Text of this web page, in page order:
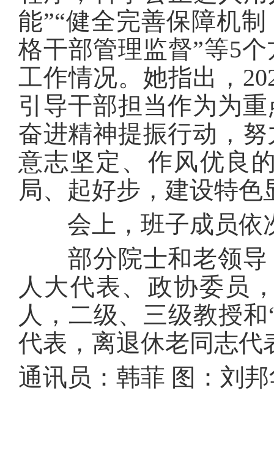
能”“健全完善保障机
格干部管理监督”等5
工作情况。她指出，
引导干部担当作为为
奋进精神提振行动，
意志坚定、作风优良
局、起好步，建设特
会上，班子成员依
部分院士和老领导
人大代表、政协委员
人，二级、三级教授
代表，离退休老同志代
通讯员：韩菲 图：刘